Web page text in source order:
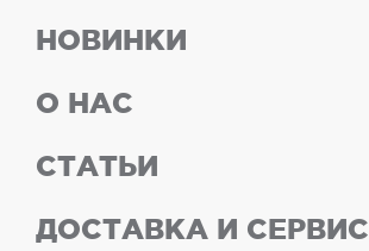
НОВИНКИ
О НАС
СТАТЬИ
ДОСТАВКА И СЕРВИС